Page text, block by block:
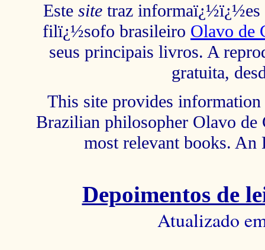
Este site traz informaï¿½ï¿½es
filï¿½sofo brasileiro Olavo de
seus principais livros. A
gratuita,
This site provides
Brazilian philosopher Olavo de
most relevant books.
Depoimentos de
Atualizado